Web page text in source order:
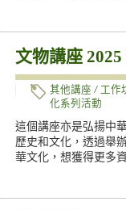
文物講座 2025
其他講座 / 工作
化系列活動
這個講座亦是弘揚中
歷史和文化，透過舉
華文化，想獲得更多